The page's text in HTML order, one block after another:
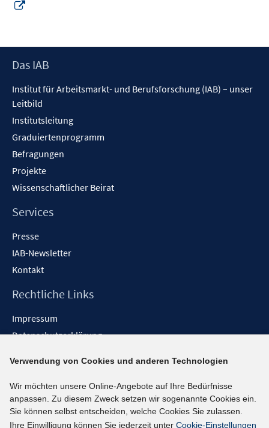
öffnen
Footer
Das IAB
Institut für Arbeitsmarkt- und Berufsforschung (IAB) – unser
Leitbild
Institutsleitung
Graduiertenprogramm
Befragungen
Projekte
Wissenschaftlicher Beirat
Services
Presse
IAB-Newsletter
Kontakt
Rechtliche Links
Impressum
Datenschutzerklärung
Barrieren melden
Social-Media-Kanäle
BlueSky
Verwendung von Cookies und anderen Technologien
Wir möchten unsere Online-Angebote auf Ihre Bedürfnisse
anpassen. Zu diesem Zweck setzen wir sogenannte Cookies ein.
Sie können selbst entscheiden, welche Cookies Sie zulassen.
Ihre Einwilligung können Sie jederzeit unter Cookie-Einstellungen